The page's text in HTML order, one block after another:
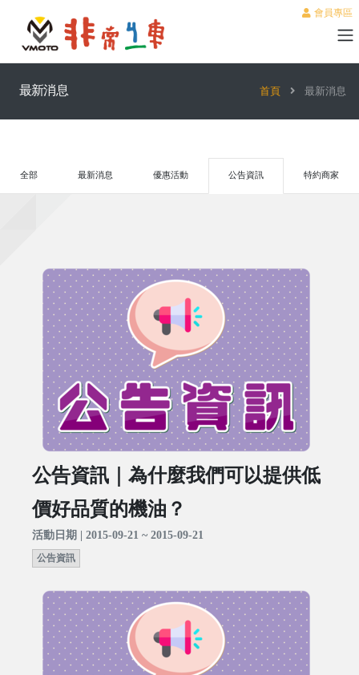
會員專區
最新消息 首頁 最新消息
全部 最新消息 優惠活動 公告資訊 特約商家
公告資訊｜為什麼我們可以提供低
價好品質的機油？
活動日期 | 2015-09-21 ~ 2015-09-21
公告資訊